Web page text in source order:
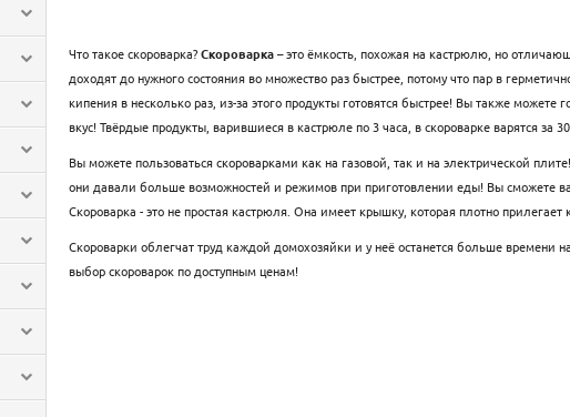
Что такое скороварка?Скороварка– это ёмкость, похожая на кастрюлю, но
доходят до нужного состояния во множество раз быстрее, потому что пар в
кипения в несколько раз, из-за этого продукты готовятся быстрее! Вы также
вкус! Твёрдые продукты, варившиеся в кастрюле по 3 часа, в скороварке варятся за
Вы можете пользоваться скороварками как на газовой, так и на электрической
они давали больше возможностей и режимов при приготовлении еды! Вы сможете
Скороварка - это не простая кастрюля. Она имеет крышку, которая плотно
Скороварки облегчат труд каждой домохозяйки и у неё останется больше
выбор скороварок по доступным ценам!